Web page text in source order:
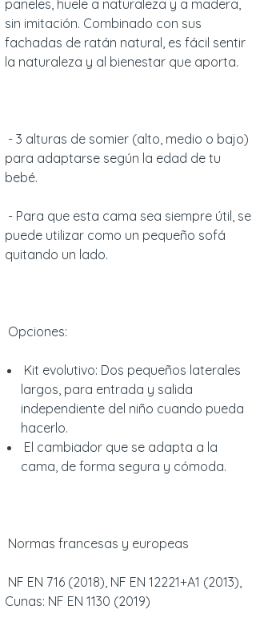
paneles, huele a naturaleza y a madera,
sin imitación. Combinado con sus
fachadas de ratán natural, es fácil sentir
la naturaleza y al bienestar que aporta.
- 3 alturas de somier (alto, medio o bajo)
para adaptarse según la edad de tu
bebé.
- Para que esta cama sea siempre útil, se
puede utilizar como un pequeño sofá
quitando un lado.
Opciones:
Kit evolutivo: Dos pequeños laterales
largos, para entrada y salida
independiente del niño cuando pueda
hacerlo.
El cambiador que se adapta a la
cama, de forma segura y cómoda.
Normas francesas y europeas
NF EN 716 (2018), NF EN 12221+A1 (2013),
Cunas: NF EN 1130 (2019)